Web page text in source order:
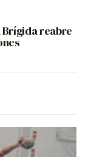
Brígida reabre